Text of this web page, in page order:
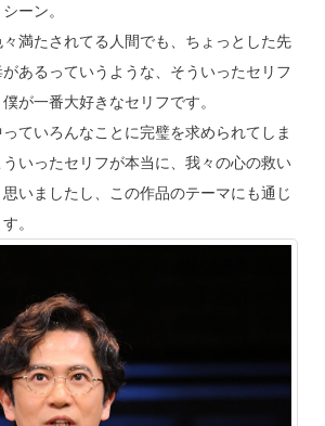
ーン。
満たされてる人間でも、ちょっとした先
あるっていうような、そういったセリフ
が一番大好きなセリフです。
ていろんなことに完璧を求められてしま
いったセリフが本当に、我々の心の救い
いましたし、この作品のテーマにも通じ
。